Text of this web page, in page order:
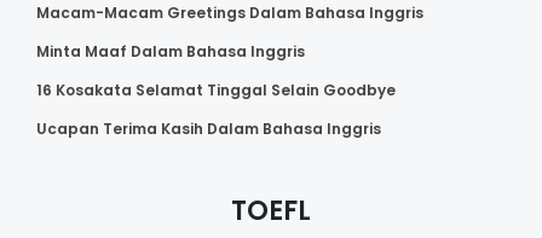
Macam-Macam Greetings Dalam Bahasa Inggris
Minta Maaf Dalam Bahasa Inggris
16 Kosakata Selamat Tinggal Selain Goodbye
Ucapan Terima Kasih Dalam Bahasa Inggris
TOEFL